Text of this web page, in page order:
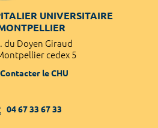
UNIVERSITAIRE
du Doyen Giraud
cedex 5
Contacter le CHU
04 67 33 67 33